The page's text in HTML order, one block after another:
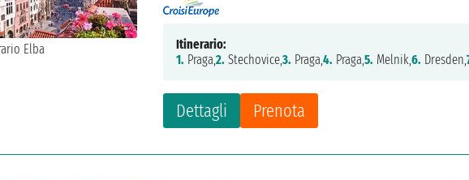
Dettagli Prenota
Itinerario:
1. Praga,2. Stechovice,3. Praga,4. Praga,5. Melnik,6. Dresden,